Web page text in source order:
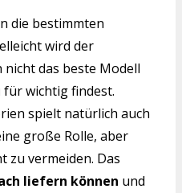
die bestimmten
wird der
das beste Modell
für wichtig findest.
spielt natürlich auch
große Rolle, aber
zu vermeiden. Das
liefern können und